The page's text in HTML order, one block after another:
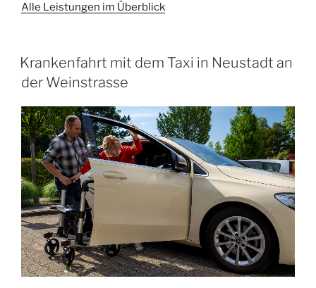
Alle Leistungen im Überblick
Krankenfahrt mit dem Taxi in Neustadt an
der Weinstrasse